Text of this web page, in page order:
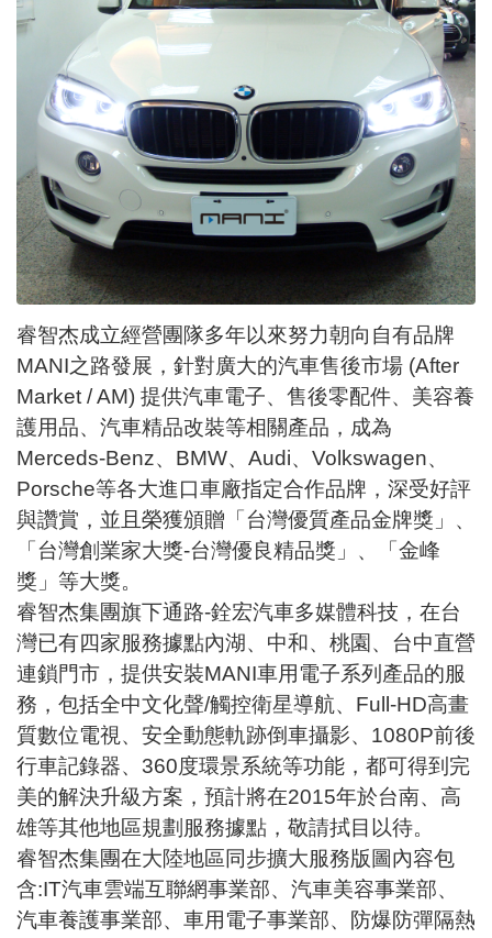
睿智杰成立經營團隊多年以來努力朝向自有品牌
MANI之路發展，針對廣大的汽車售後市場 (After
Market / AM) 提供汽車電子、售後零配件、美容養
護用品、汽車精品改裝等相關產品，成為
Merceds-Benz、BMW、Audi、Volkswagen、
Porsche等各大進口車廠指定合作品牌，深受好評
與讚賞，並且榮獲頒贈「台灣優質產品金牌獎」、
「台灣創業家大獎-台灣優良精品獎」、「金峰
獎」等大獎。
睿智杰集團旗下通路-銓宏汽車多媒體科技，在台
灣已有四家服務據點內湖、中和、桃園、台中直營
連鎖門市，提供安裝MANI車用電子系列產品的服
務，包括全中文化聲/觸控衛星導航、Full-HD高畫
質數位電視、安全動態軌跡倒車攝影、1080P前後
行車記錄器、360度環景系統等功能，都可得到完
美的解決升級方案，預計將在2015年於台南、高
雄等其他地區規劃服務據點，敬請拭目以待。
睿智杰集團在大陸地區同步擴大服務版圖內容包
含:IT汽車雲端互聯網事業部、汽車美容事業部、
汽車養護事業部、車用電子事業部、防爆防彈隔熱